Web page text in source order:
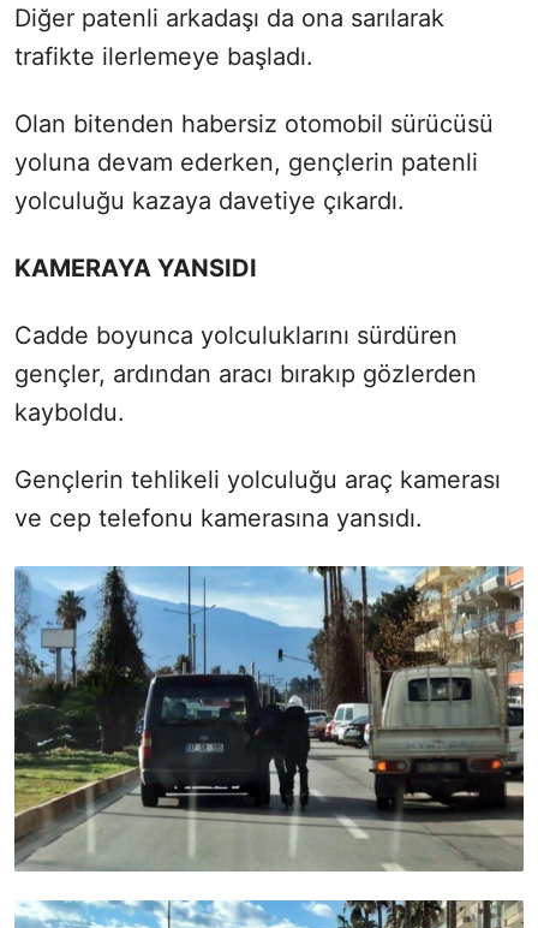
Diğer patenli arkadaşı da ona sarılarak
trafikte ilerlemeye başladı.
Olan bitenden habersiz otomobil sürücüsü
yoluna devam ederken, gençlerin patenli
yolculuğu kazaya davetiye çıkardı.
KAMERAYA YANSIDI
Cadde boyunca yolculuklarını sürdüren
gençler, ardından aracı bırakıp gözlerden
kayboldu.
Gençlerin tehlikeli yolculuğu araç kamerası
ve cep telefonu kamerasına yansıdı.